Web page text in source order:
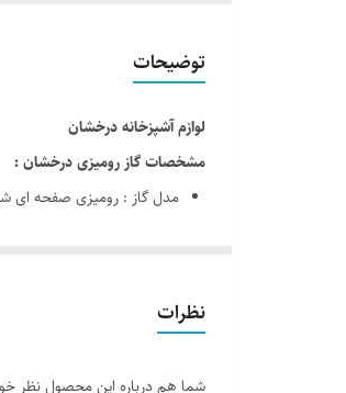
توضیحات
لوازم آشپزخانه درخشان
مشخصات گاز رومیزی درخشان :
مدل گاز : رومیزی صفحه ای
رنگ : مشکی
جنس : شیشه ای - آینه ای
نظرات
شما هم درباره این محصول نظر